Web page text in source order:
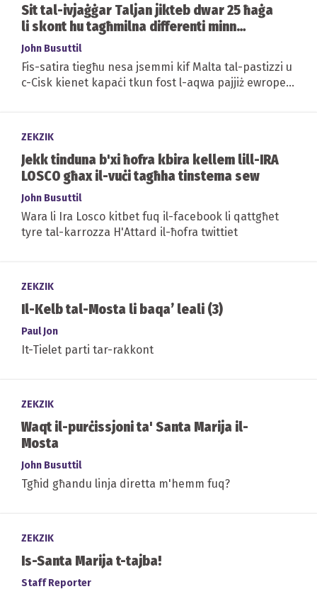
Sit tal-ivjaġġar Taljan jikteb dwar 25 ħaġa
li skont hu tagħmilna differenti minn
ħaddieħor
John Busuttil
Fis-satira tiegħu nesa jsemmi kif Malta tal-pastizzi u
c-Cisk kienet kapaċi tkun fost l-aqwa pajjiż ewropew
ZEKZIK
Jekk tinduna b'xi ħofra kbira kellem lill-IRA
LOSCO għax il-vuċi tagħha tinstema sew
John Busuttil
Wara li Ira Losco kitbet fuq il-facebook li qattgħet
tyre tal-karrozza H'Attard il-ħofra twittiet
ZEKZIK
Il-Kelb tal-Mosta li baqa’ leali (3)
Paul Jon
It-Tielet parti tar-rakkont
ZEKZIK
Waqt il-purċissjoni ta' Santa Marija il-
Mosta
John Busuttil
Tgħid għandu linja diretta m'hemm fuq?
ZEKZIK
Is-Santa Marija t-tajba!
Staff Reporter